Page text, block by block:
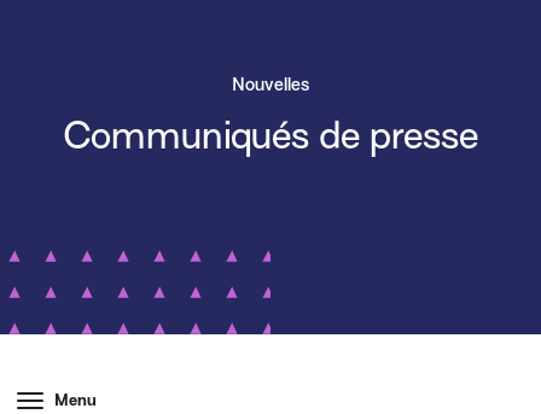
Nouvelles
Communiqués de presse
Menu